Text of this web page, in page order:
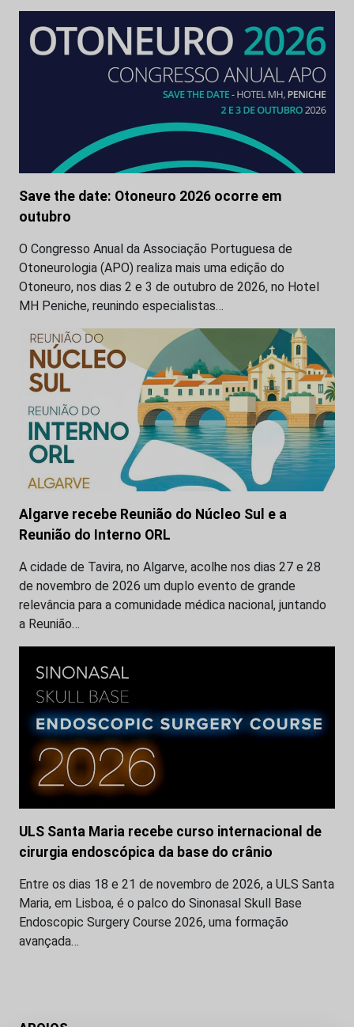
Save the date: Otoneuro 2026 ocorre em
outubro
O Congresso Anual da Associação Portuguesa de
Otoneurologia (APO) realiza mais uma edição do
Otoneuro, nos dias 2 e 3 de outubro de 2026, no Hotel
MH Peniche, reunindo especialistas…
Algarve recebe Reunião do Núcleo Sul e a
Reunião do Interno ORL
A cidade de Tavira, no Algarve, acolhe nos dias 27 e 28
de novembro de 2026 um duplo evento de grande
relevância para a comunidade médica nacional, juntando
a Reunião…
ULS Santa Maria recebe curso internacional de
cirurgia endoscópica da base do crânio
Entre os dias 18 e 21 de novembro de 2026, a ULS Santa
Maria, em Lisboa, é o palco do Sinonasal Skull Base
Endoscopic Surgery Course 2026, uma formação
avançada…